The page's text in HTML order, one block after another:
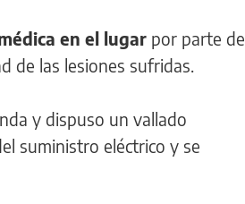
en el lugar por parte de
de las lesiones sufridas.
y dispuso un vallado
suministro eléctrico y se